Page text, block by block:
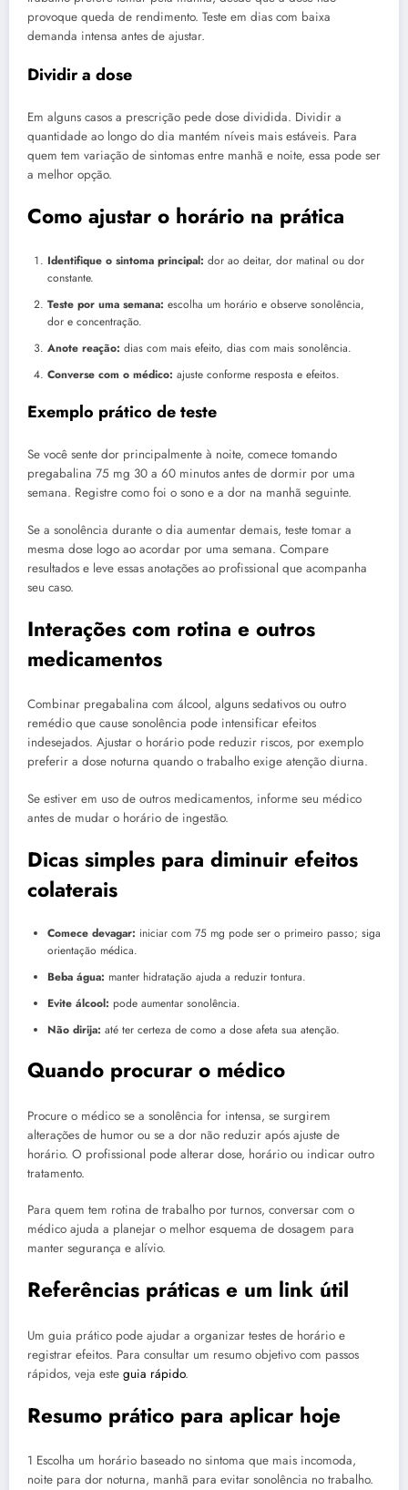
provoque queda de rendimento. Teste em dias com baixa
demanda intensa antes de ajustar.
Dividir a dose
Em alguns casos a prescrição pede dose dividida. Dividir a
quantidade ao longo do dia mantém níveis mais estáveis. Para
quem tem variação de sintomas entre manhã e noite, essa pode ser
a melhor opção.
Como ajustar o horário na prática
Identifique o sintoma principal: dor ao deitar, dor matinal ou dor
constante.
Teste por uma semana: escolha um horário e observe sonolência,
dor e concentração.
Anote reação: dias com mais efeito, dias com mais sonolência.
Converse com o médico: ajuste conforme resposta e efeitos.
Exemplo prático de teste
Se você sente dor principalmente à noite, comece tomando
pregabalina 75 mg 30 a 60 minutos antes de dormir por uma
semana. Registre como foi o sono e a dor na manhã seguinte.
Se a sonolência durante o dia aumentar demais, teste tomar a
mesma dose logo ao acordar por uma semana. Compare
resultados e leve essas anotações ao profissional que acompanha
seu caso.
Interações com rotina e outros
medicamentos
Combinar pregabalina com álcool, alguns sedativos ou outro
remédio que cause sonolência pode intensificar efeitos
indesejados. Ajustar o horário pode reduzir riscos, por exemplo
preferir a dose noturna quando o trabalho exige atenção diurna.
Se estiver em uso de outros medicamentos, informe seu médico
antes de mudar o horário de ingestão.
Dicas simples para diminuir efeitos
colaterais
Comece devagar: iniciar com 75 mg pode ser o primeiro passo; siga
orientação médica.
Beba água: manter hidratação ajuda a reduzir tontura.
Evite álcool: pode aumentar sonolência.
Não dirija: até ter certeza de como a dose afeta sua atenção.
Quando procurar o médico
Procure o médico se a sonolência for intensa, se surgirem
alterações de humor ou se a dor não reduzir após ajuste de
horário. O profissional pode alterar dose, horário ou indicar outro
tratamento.
Para quem tem rotina de trabalho por turnos, conversar com o
médico ajuda a planejar o melhor esquema de dosagem para
manter segurança e alívio.
Referências práticas e um link útil
Um guia prático pode ajudar a organizar testes de horário e
registrar efeitos. Para consultar um resumo objetivo com passos
rápidos, veja este guia rápido.
Resumo prático para aplicar hoje
1 Escolha um horário baseado no sintoma que mais incomoda,
noite para dor noturna, manhã para evitar sonolência no trabalho.